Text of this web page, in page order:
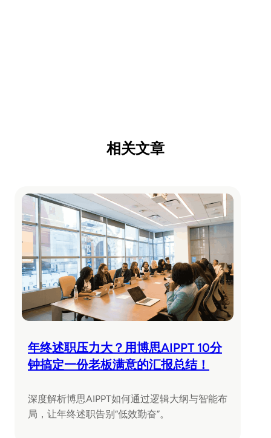
相关文章
年终述职压力大？用博思AIPPT 10分
钟搞定一份老板满意的汇报总结！
深度解析博思AIPPT如何通过逻辑大纲与智能布
局，让年终述职告别“低效勤奋”。